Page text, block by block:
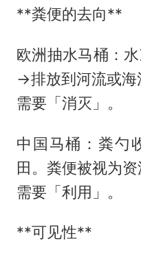
**粪便的去向**
欧洲抽水马桶：
→排放到河流或海
需要「消灭」。
中国马桶：粪
田。粪便被视为资
需要「利用」。
**可见性**